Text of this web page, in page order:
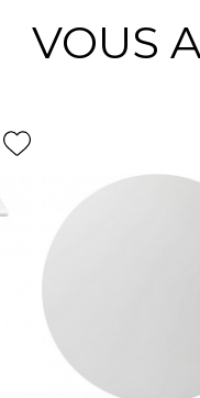
VOUS